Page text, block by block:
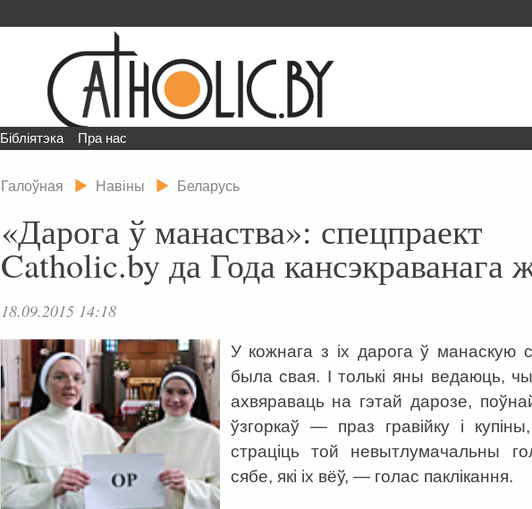
Бібліятэка Пра нас
Галоўная Навіны Беларусь
«Дарога ў манаства»: спецпраект
Catholic.by да Года кансэкраванага
18.09.2015 14:18
У кожнага з іх дарога ў манаскую
была свая. І толькі яны ведаюць,
ахвяраваць на гэтай дарозе,
ўзгоркаў — праз гравійку і
страціць той невытлумачальны
сябе, які іх вёў, — голас паклікання.